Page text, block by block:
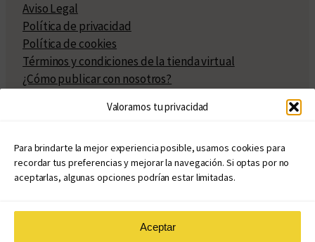
Valoramos tu privacidad
Para brindarte la mejor experiencia posible, usamos cookies para
recordar tus preferencias y mejorar la navegación. Si optas por no
aceptarlas, algunas opciones podrían estar limitadas.
Aceptar
Aviso Legal
Política de privacidad
Política de cookies
Términos y condiciones de la tienda virtual
¿Cómo publicar con nosotros?
Políticas de publicación
Políticas de coedición
Atribuciones